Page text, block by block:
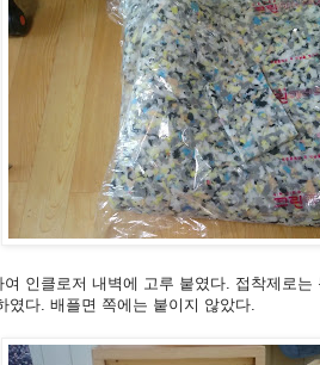
여 인클로저 내벽에 고루 붙였다. 접착제로
였다. 배플면 쪽에는 붙이지 않았다.